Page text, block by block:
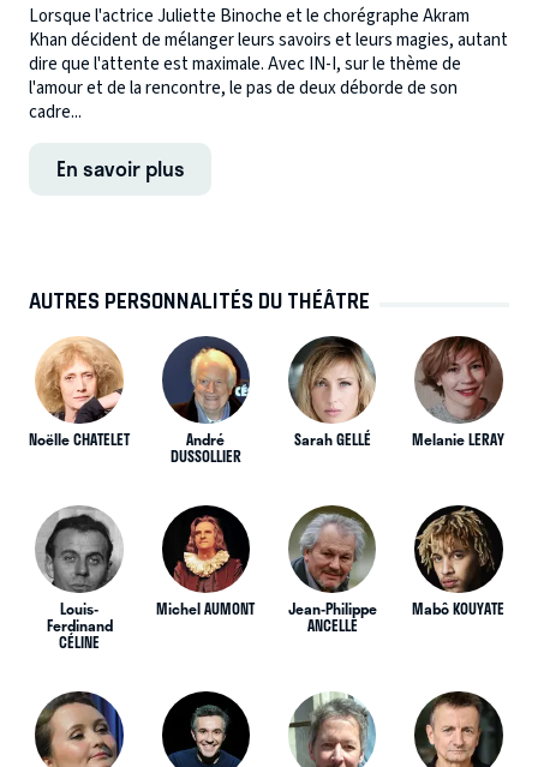
Lorsque l'actrice Juliette Binoche et le chorégraphe Akram
Khan décident de mélanger leurs savoirs et leurs magies, autant
dire que l'attente est maximale. Avec IN-I, sur le thème de
l'amour et de la rencontre, le pas de deux déborde de son
cadre...
En savoir plus
AUTRES PERSONNALITÉS DU THÉÂTRE
Noëlle CHATELET André
DUSSOLLIER
Sarah GELLÉ Melanie LERAY
Louis-
Ferdinand
CÉLINE
Michel AUMONT Jean-Philippe
ANCELLE
Mabô KOUYATE